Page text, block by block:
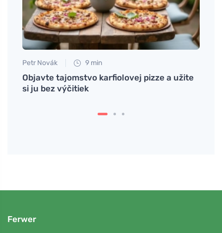
Petr Novák 9 min
Objavte tajomstvo karfiolovej pizze a užite
si ju bez výčitiek
Ferwer